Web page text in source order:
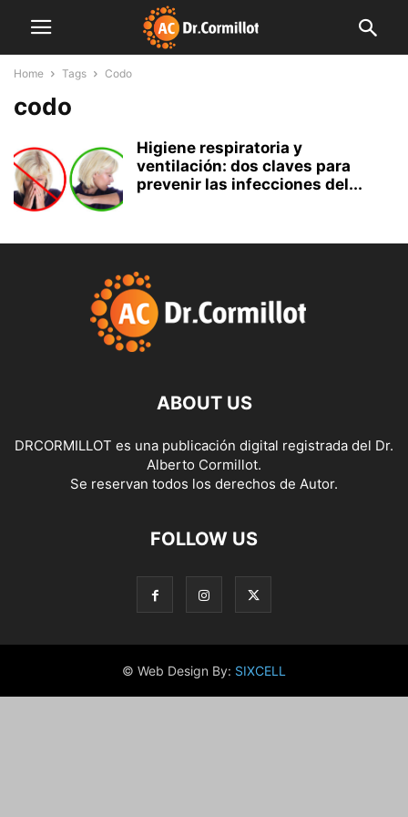
Home Tags Codo
codo
Higiene respiratoria y
ventilación: dos claves para
prevenir las infecciones del...
ABOUT US
DRCORMILLOT es una publicación digital registrada del Dr.
Alberto Cormillot.
Se reservan todos los derechos de Autor.
FOLLOW US
© Web Design By: SIXCELL